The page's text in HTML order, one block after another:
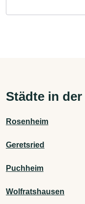
Städte in der
Rosenheim
Geretsried
Puchheim
Wolfratshausen